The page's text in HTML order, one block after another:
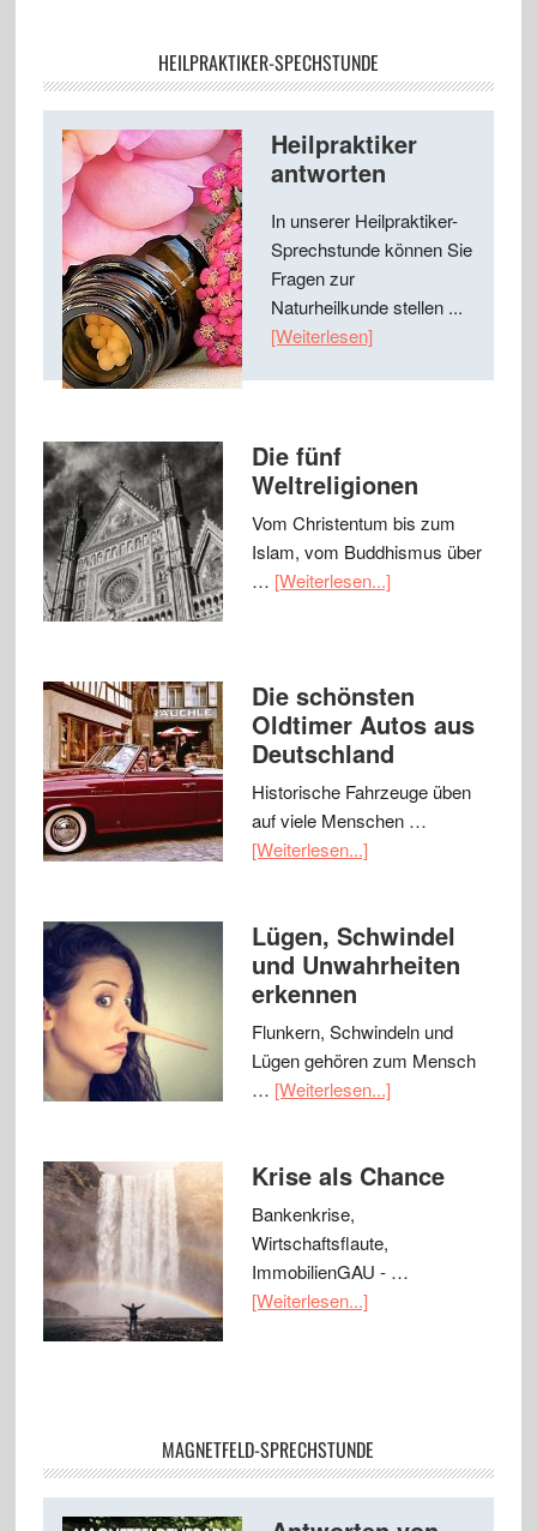
HEILPRAKTIKER-SPECHSTUNDE
Heilpraktiker
antworten
In unserer Heilpraktiker-
Sprechstunde können Sie
Fragen zur
Naturheilkunde stellen ...
[Weiterlesen]
Die fünf
Weltreligionen
Vom Christentum bis zum
Islam, vom Buddhismus über
… [Weiterlesen...]
Die schönsten
Oldtimer Autos aus
Deutschland
Historische Fahrzeuge üben
auf viele Menschen …
[Weiterlesen...]
Lügen, Schwindel
und Unwahrheiten
erkennen
Flunkern, Schwindeln und
Lügen gehören zum Mensch
… [Weiterlesen...]
Krise als Chance
Bankenkrise,
Wirtschaftsflaute,
ImmobilienGAU - …
[Weiterlesen...]
MAGNETFELD-SPRECHSTUNDE